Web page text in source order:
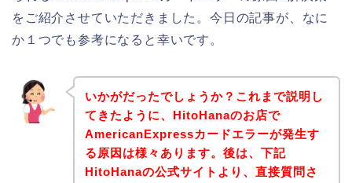
をご紹介させていただきました。今日の記事が、なに
か１つでも参考になると幸いです。
いかがだったでしょうか？これまで説明し
てきたように、HitoHanaのお店で
AmericanExpressカードエラーが発生す
る原因は様々あります。後は、下記
HitoHanaの公式サイトより、直接質問さ